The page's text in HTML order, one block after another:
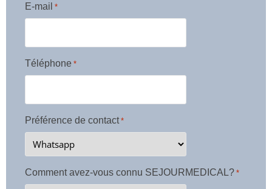
E-mail *
Téléphone *
Préférence de contact *
Comment avez-vous connu SEJOURMEDICAL? *